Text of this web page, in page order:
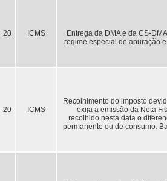
20 ICMS
Entrega da DMA e da CS-
regime especial de apuração
20 ICMS
Recolhimento do imposto
exija a emissão da Nota
recolhido nesta data o
permanente ou de consumo.